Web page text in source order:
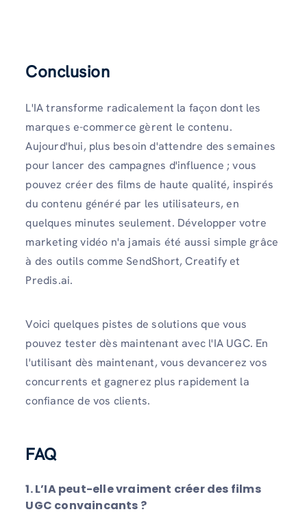
Conclusion
L'IA transforme radicalement la façon dont les
marques e-commerce gèrent le contenu.
Aujourd'hui, plus besoin d'attendre des semaines
pour lancer des campagnes d'influence ; vous
pouvez créer des films de haute qualité, inspirés
du contenu généré par les utilisateurs, en
quelques minutes seulement. Développer votre
marketing vidéo n'a jamais été aussi simple grâce
à des outils comme SendShort, Creatify et
Predis.ai.
Voici quelques pistes de solutions que vous
pouvez tester dès maintenant avec l'IA UGC. En
l'utilisant dès maintenant, vous devancerez vos
concurrents et gagnerez plus rapidement la
confiance de vos clients.
FAQ
1. L’IA peut-elle vraiment créer des films
UGC convaincants ?